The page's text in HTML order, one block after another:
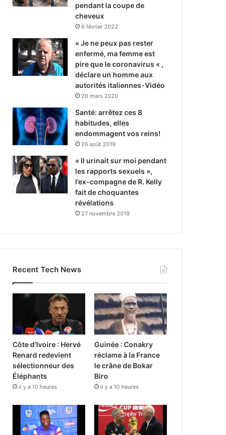
pendant la coupe de
cheveux
6 février 2022
« Je ne peux pas rester
enfermé, ma femme est
pire que le coronavirus « ,
déclare un homme aux
autorités italiennes-Vidéo
20 mars 2020
Santé: arrêtez ces 8
habitudes, elles
endommagent vos reins!
26 août 2019
« Il urinait sur moi pendant
les rapports sexuels »,
l’ex-compagne de R. Kelly
fait de choquantes
révélations
27 novembre 2019
Recent Tech News
Côte d’Ivoire : Hervé
Renard redevient
sélectionneur des
Éléphants
il y a 10 heures
Guinée : Conakry
réclame à la France
le crâne de Bokar
Biro
il y a 10 heures